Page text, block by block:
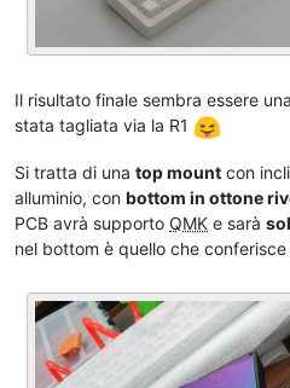
Il risultato finale sembra essere
stata tagliata via la R1
Si tratta di una top mount con
alluminio, con bottom in ottone
PCB avrà supporto QMK e sarà
nel bottom è quello che